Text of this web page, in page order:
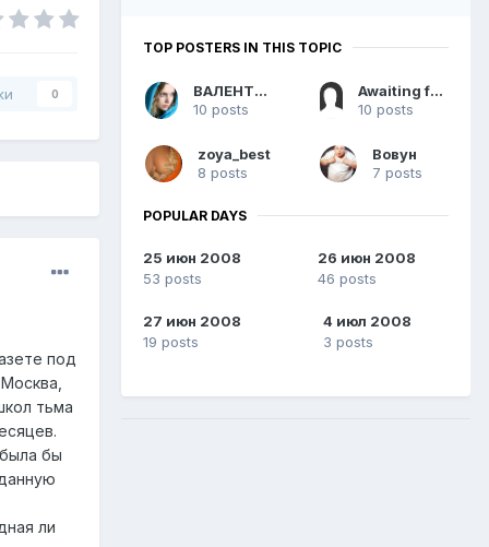
0
под
тьма
бы
ли
TOP POSTERS IN THIS TOPIC
ВАЛЕНТУЛЯ
10 posts
Awaiting for deletion
10 posts
zoya_best
8 posts
Вовун
7 posts
POPULAR DAYS
25 июн 2008
53 posts
26 июн 2008
46 posts
27 июн 2008
19 posts
4 июл 2008
3 posts